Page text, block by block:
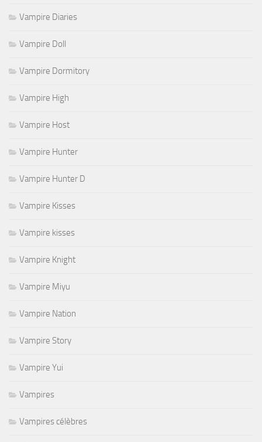
Vampire Diaries
Vampire Doll
Vampire Dormitory
Vampire High
Vampire Host
Vampire Hunter
Vampire Hunter D
Vampire Kisses
Vampire kisses
Vampire Knight
Vampire Miyu
Vampire Nation
Vampire Story
Vampire Yui
Vampires
Vampires célèbres